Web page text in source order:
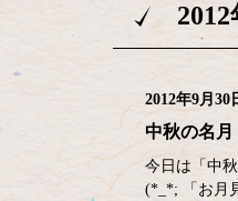
2012年9月30
中秋の名月
今日は「中
(*_*; 「お月